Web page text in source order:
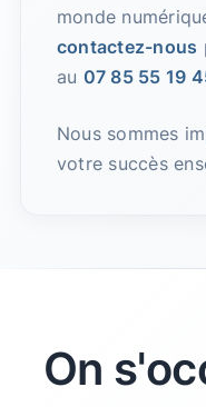
monde
contactez-nous
au 07 85 55 19
Nous sommes
votre succès
On